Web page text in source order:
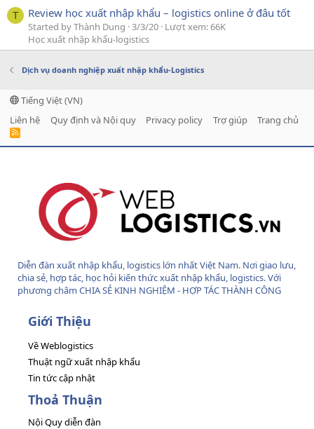
T Review học xuất nhập khẩu – logistics online ở đâu tốt
Started by Thành Dung 3/3/20 Lượt xem: 66K
Học xuất nhập khẩu-logistics
Dịch vụ doanh nghiệp xuất nhập khẩu-Logistics
Tiếng Việt (VN)
Liên hệ
Quy định và Nội quy Privacy policy Trợ giúp Trang chủ
R
S
Diễn đàn xuất nhập khẩu, logistics lớn nhất Việt Nam. Nơi giao lưu,
chia sẻ, hợp tác, học hỏi kiến thức xuất nhập khẩu, logistics. Với
phương châm CHIA SẺ KINH NGHIỆM - HỢP TÁC THÀNH CÔNG
Giới Thiệu
Về Weblogistics
Thuật ngữ xuất nhập khẩu
Tin tức cập nhật
Thoả Thuận
Nội Quy diễn đàn